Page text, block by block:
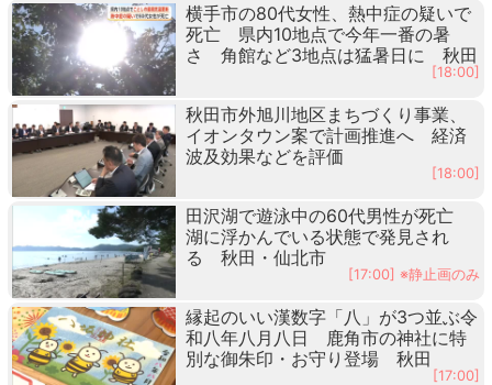
横手市の80代女性、熱中症の疑いで
死亡 県内10地点で今年一番の暑
さ 角館など3地点は猛暑日に 秋田
[18:00]
秋田市外旭川地区まちづくり事業、
イオンタウン案で計画推進へ 経済
波及効果などを評価
[18:00]
田沢湖で遊泳中の60代男性が死亡
湖に浮かんでいる状態で発見され
る 秋田・仙北市
[17:00] ※静止画のみ
縁起のいい漢数字「八」が3つ並ぶ令
和八年八月八日 鹿角市の神社に特
別な御朱印・お守り登場 秋田
[17:00]